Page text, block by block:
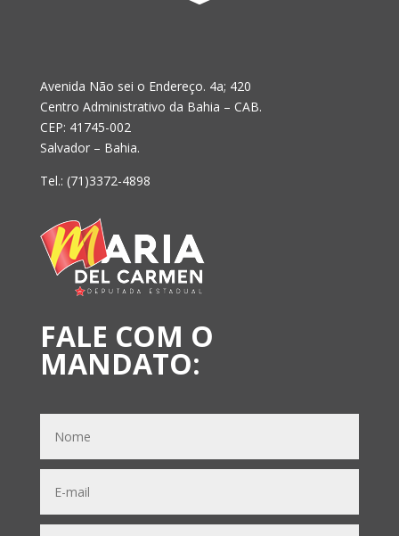
Avenida Não sei o Endereço. 4a; 420
Centro Administrativo da Bahia – CAB.
CEP: 41745-002
Salvador – Bahia.
Tel.: (71)3372-4898
FALE COM O
MANDATO: